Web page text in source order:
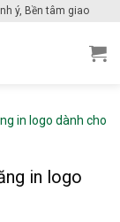
ý, Bền tâm giao
in logo dành cho
in logo